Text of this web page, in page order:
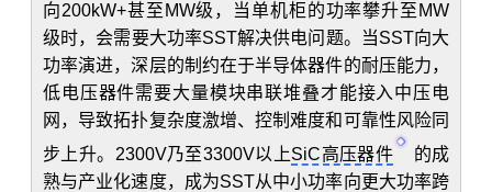
向200kW+甚至MW级，当单机柜的功率攀升至MW
级时，会需要大功率SST解决供电问题。当SST向大
功率演进，深层的制约在于半导体器件的耐压能力，
低电压器件需要大量模块串联堆叠才能接入中压电
网，导致拓扑复杂度激增、控制难度和可靠性风险同
步上升。2300V乃至3300V以上SiC高压器件
的成
熟与产业化速度，成为SST从中小功率向更大功率跨